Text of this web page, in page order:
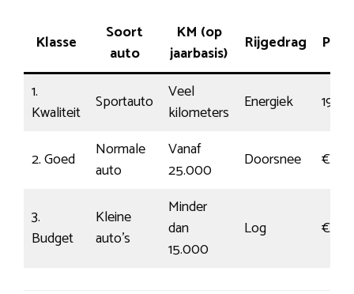
Klasse
Soort
auto
KM (op
jaarbasis)
Rijgedrag Prijs
1.
Kwaliteit
Sportauto
Veel
kilometers
Energiek 198
2. Goed
Normale
auto
Vanaf
25.000
Doorsnee €101
3.
Budget
Kleine
auto’s
Minder
dan
15.000
Log €69